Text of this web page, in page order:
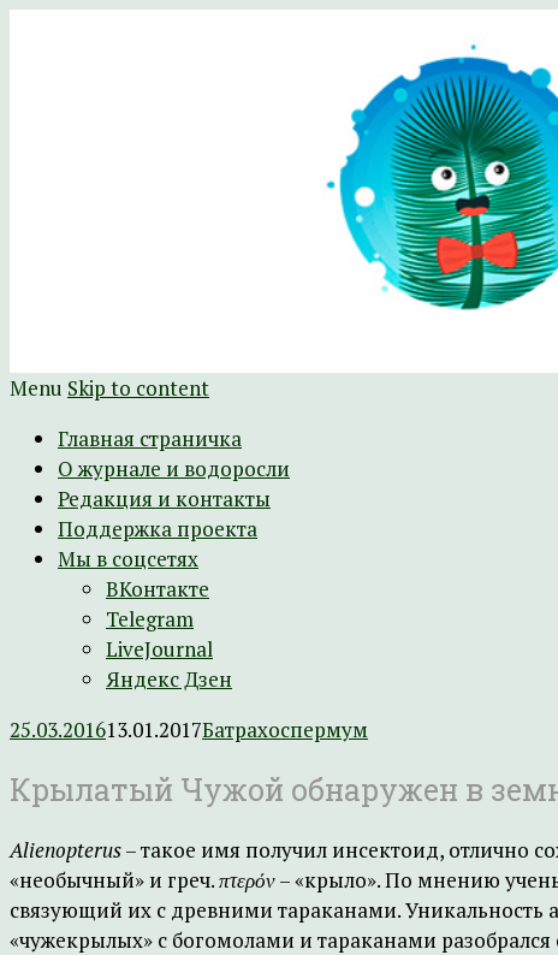
The Batrachospermum Magazine
Научно-развлекательный журнал
Menu Skip to content
Главная страничка
О журнале и водоросли
Редакция и контакты
Поддержка проекта
Мы в соцсетях
ВКонтакте
Telegram
LiveJournal
Яндекс Дзен
25.03.201613.01.2017Батрахоспермум
Крылатый Чужой обнаружен в
Alienopterus– такое имя получил инсектоид, отлично
«необычный» и греч.πτερόν– «крыло». По мнению
связующий их с древними тараканами.
«чужекрылых» с богомолами и тараканами